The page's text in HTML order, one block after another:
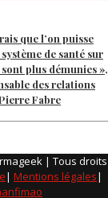
que l’on puisse
de santé sur
plus démunies »,
des relations
Fabre
| Tous droits
| Mentions légales|